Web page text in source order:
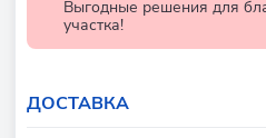
Выгодные решения для
участка!
ДОСТАВКА